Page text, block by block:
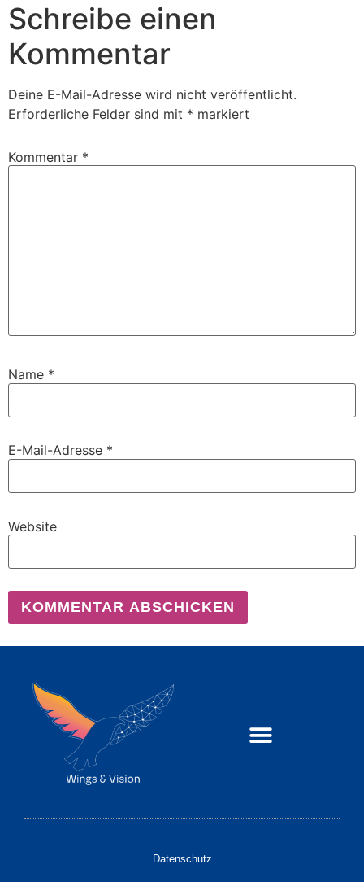
Schreibe einen
Kommentar
Deine E-Mail-Adresse wird nicht veröffentlicht.
Erforderliche Felder sind mit * markiert
Kommentar *
Name *
E-Mail-Adresse *
Website
Datenschutz